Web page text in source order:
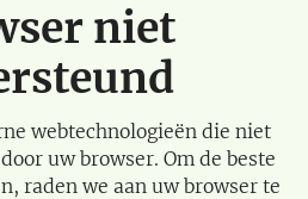
niet
webtechnologieën die niet
uw browser. Om de beste
raden we aan uw browser te